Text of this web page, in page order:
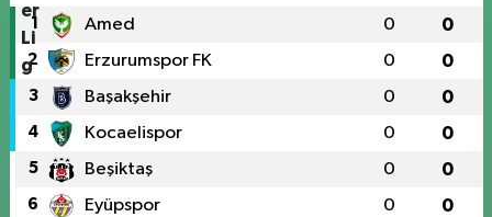
1 Amed 0 0
2 Erzurumspor FK 0 0
3 Başakşehir 0 0
4 Kocaelispor 0 0
5 Beşiktaş 0 0
6 Eyüpspor 0 0